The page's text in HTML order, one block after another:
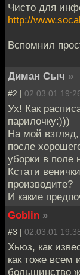
Чисто для
http://
Вспомнил
Диман Сыч »
#2 | 02.03.01
Ух! Как
парилочку:)))
На мой
после
уборки в поле
Кстати
производите?
И какие
Goblin »
#3 | 02.03.01
Хьюз, как
как тоже всем
большинство